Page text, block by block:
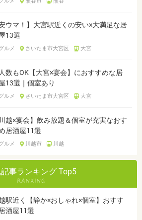
安ウマ！】大宮駅近くの安い×大満足な居
13選
ルメ さいたま市大宮区 大宮
数もOK【大宮×宴会】におすすめな居
13選｜個室あり
ルメ さいたま市大宮区 大宮
川越×宴会】飲み放題＆個室が充実なおす
居酒屋11選
ルメ 川越市 川越
事ランキング Top5
駅近く【静か×おしゃれ×個室】おすす
酒屋11選